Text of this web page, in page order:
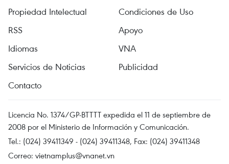
Propiedad Intelectual
Condiciones de Uso
RSS
Apoyo
Idiomas
VNA
Servicios de Noticias
Publicidad
Contacto
Licencia No. 1374/GP-BTTTT expedida el 11 de septiembre de
2008 por el Ministerio de Información y Comunicación.
Tel.: (024) 39411349 - (024) 39411348, Fax: (024) 39411348
Correo: vietnamplus@vnanet.vn